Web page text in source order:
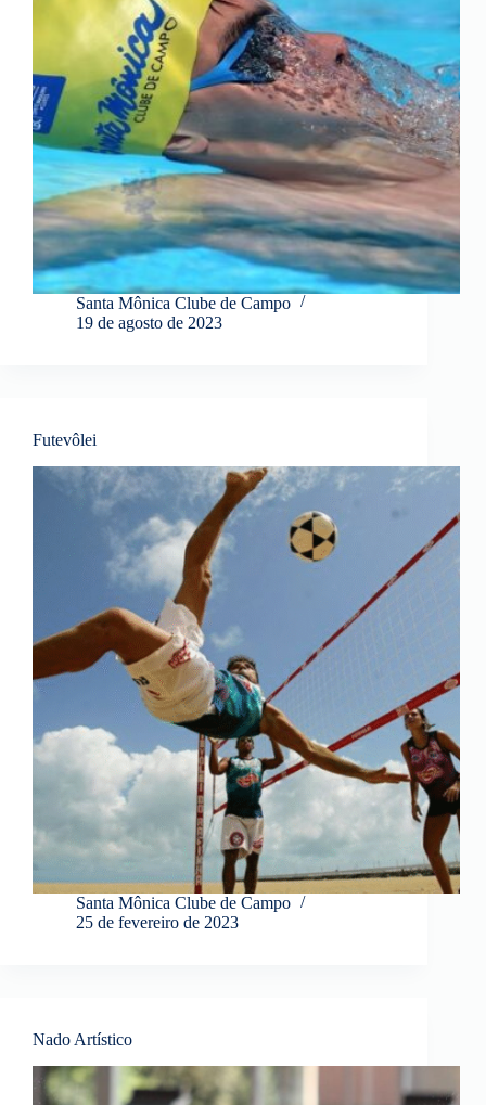
Santa Mônica Clube de Campo
19 de agosto de 2023
Futevôlei
Santa Mônica Clube de Campo
25 de fevereiro de 2023
Nado Artístico